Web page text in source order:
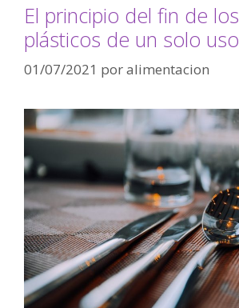
El principio del fin de los
plásticos de un solo uso
01/07/2021 poralimentacion